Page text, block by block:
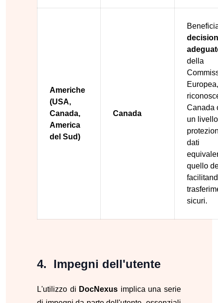
Americhe
(USA,
Canada,
America
del Sud)
Canada
della
Canada
un
dati
quello
sicuri.
Impegni dell'utente
L'utilizzo di DocNexus implica una serie